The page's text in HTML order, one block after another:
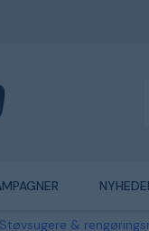
Støvsugere &